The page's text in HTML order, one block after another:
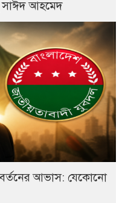
সাঈদ আহমেদ
আভাস: যেকোনো